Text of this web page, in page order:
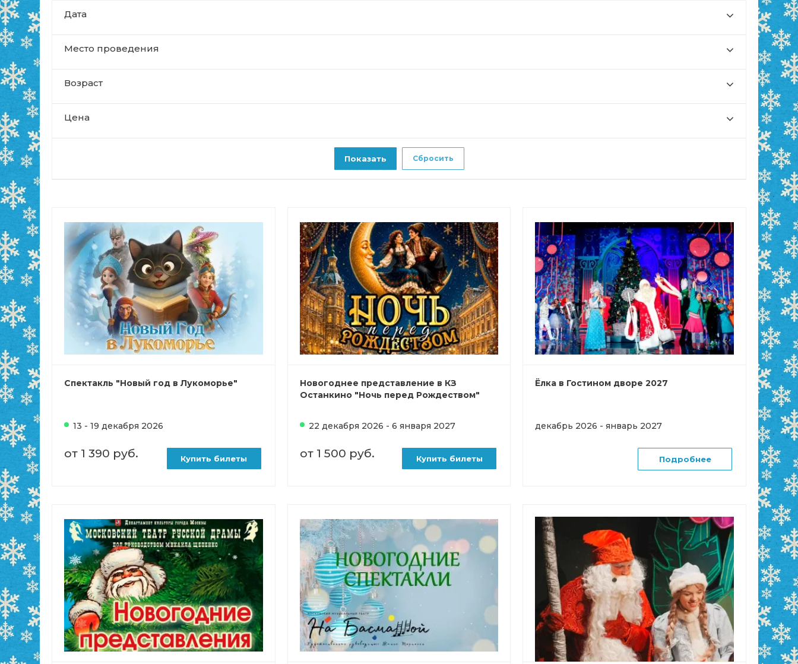
Дата
Место проведения
Возраст
Цена
Спектакль "Новый год в Лукоморье"
13 - 19 декабря 2026
от 1 390 руб. Купить билеты
Новогоднее представление в КЗ
Останкино "Ночь перед Рождеством"
22 декабря 2026 - 6 января 2027
от 1 500 руб. Купить билеты
Ёлка в Гостином дворе 2027
декабрь 2026 - январь 2027
Подробнее